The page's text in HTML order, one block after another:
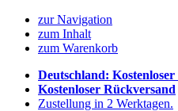
zur Navigation
zum Inhalt
zum Warenkorb
Deutschland:
Kostenloser Rückversand
Zustellung in 2 Werktagen.